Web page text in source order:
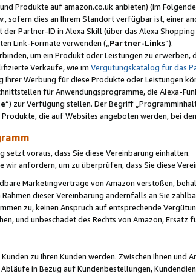
Produkte auf amazon.co.uk anbieten) (im Folgenden
sofern dies an Ihrem Standort verfügbar ist, einer
der Partner-ID in Alexa Skill (über das Alexa
Link-Formate verwenden („ Partner-Links“).
um ein Produkt oder Leistungen zu
Verkäufe, wie im Vergütungskatalog für das
Werbung für diese Produkte oder Leistungen
für Anwendungsprogramme, die Alexa-
“) zur Verfügung stellen. Der Begriff
die auf Websites angeboten werden, bei
voraus, dass Sie diese Vereinbarung einhalten.
anfordern, um zu überprüfen, dass Sie diese
Marketingverträge von Amazon verstoßen,
dieser Vereinbarung andernfalls an Sie
zu, keinen Anspruch auf entsprechende
und unbeschadet des Rechts von Amazon, Ersatz
zu Ihren Kunden werden. Zwischen Ihnen und
in Bezug auf Kundenbestellungen,